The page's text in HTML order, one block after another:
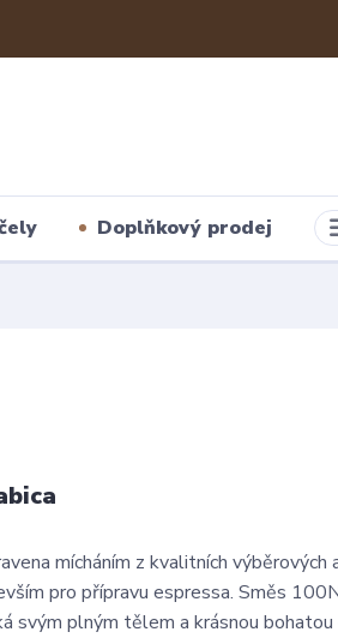
Doplňkový prodej
mícháním z kvalitních výběrových
pro přípravu espressa. Směs
svým plným tělem a krásnou bohatou